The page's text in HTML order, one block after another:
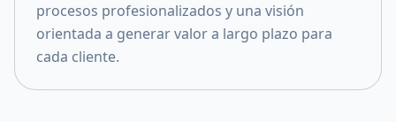
procesos profesionalizados y una visión
orientada a generar valor a largo plazo para
cada cliente.